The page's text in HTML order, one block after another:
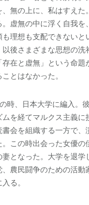
、無の上に、私はすえた
虚無の中に浮く自我を
も理想も支配できないと
以後さまざまな思想の洗
存在と虚無」という命題
とはなかった。
時、日本大学に編入。
を経てマルクス主義に
書会を組織する一方で、
この時出会った女優の
となった。大学を退学
農民闘争のための活動
る。